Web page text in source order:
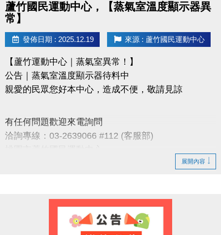
蘆竹國民運動中心，【蒸氣室溫度顯示器異
常】
發佈日期 : 2025.12.19 來源 : 蘆竹國民運動中心
【蘆竹運動中心｜蒸氣室異常！】
公告｜蒸氣室溫度顯示器待料中
親愛的民眾您好本中心，造成不便，敬請見諒
有任何問題歡迎來電詢問
洽詢專線：03-2639066 #112 (客服部)
官網 :
IG : @luzhusports
展開內容